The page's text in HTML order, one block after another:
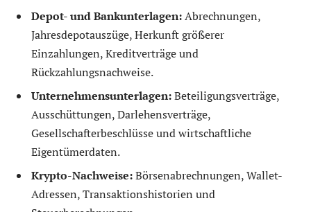
Depot- und Bankunterlagen:Abrechnungen,
Jahresdepotauszüge, Herkunft größerer
Einzahlungen, Kreditverträge und
Rückzahlungsnachweise.
Unternehmensunterlagen:Beteiligungsverträge,
Ausschüttungen, Darlehensverträge,
Gesellschafterbeschlüsse und wirtschaftliche
Eigentümerdaten.
Krypto-Nachweise:Börsenabrechnungen, Wallet-
Adressen, Transaktionshistorien und